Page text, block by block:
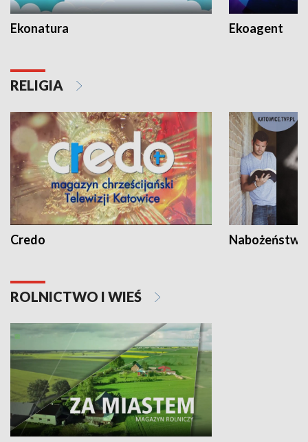
Ekonatura Ekoagent
RELIGIA
Credo
ROLNICTWO I WIEŚ